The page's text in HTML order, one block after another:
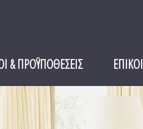
& ΠΡΟΫΠΟΘΕΣΕΙΣ